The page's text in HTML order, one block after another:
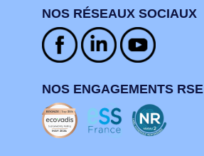
NOS RÉSEAUX SOCIAUX
NOS ENGAGEMENTS RSE